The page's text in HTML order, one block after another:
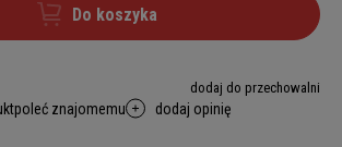
Do koszyka
dodaj do przechowalni
poleć znajomemu dodaj opinię